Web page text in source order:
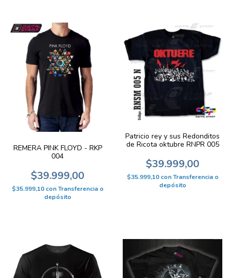
REMERA PINK FLOYD - RKP
004
$39.999,00
$35.999,10 con Transferencia o
depósito
Patricio rey y sus Redonditos
de Ricota oktubre RNPR 005
$39.999,00
$35.999,10 con Transferencia o
depósito